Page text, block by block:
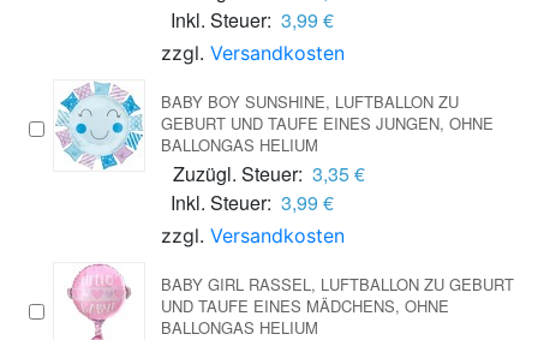
Inkl. Steuer: 3,99 €
zzgl. Versandkosten
BABY BOY SUNSHINE, LUFTBALLON ZU
GEBURT UND TAUFE EINES JUNGEN, OHNE
BALLONGAS HELIUM
Zuzügl. Steuer: 3,35 €
Inkl. Steuer: 3,99 €
zzgl. Versandkosten
BABY GIRL RASSEL, LUFTBALLON ZU GEBURT
UND TAUFE EINES MÄDCHENS, OHNE
BALLONGAS HELIUM